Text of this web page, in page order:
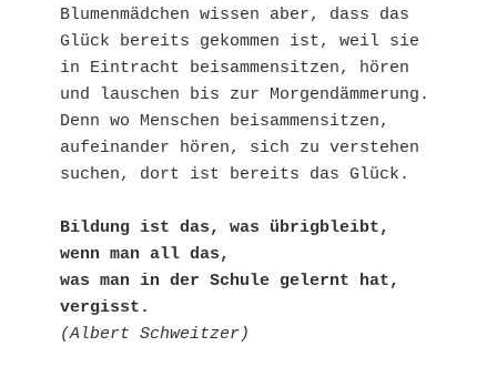
Blumenmädchen wissen aber, dass das
Glück bereits gekommen ist, weil sie
in Eintracht beisammensitzen, hören
und lauschen bis zur Morgendämmerung.
Denn wo Menschen beisammensitzen,
aufeinander hören, sich zu verstehen
suchen, dort ist bereits das Glück.
Bildung ist das, was übrigbleibt,
wenn man all das,
was man in der Schule gelernt hat,
vergisst.
(Albert Schweitzer)